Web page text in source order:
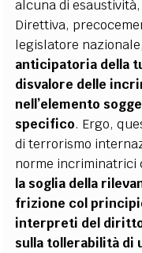
alcuna di
Direttiva,
legislatore
anticipatoria della
disvalore delle
nell’elemento
specifico. Ergo,
di terrorismo
norme incriminatrici
la soglia della
frizione col
interpreti del
sulla tollerabilità di